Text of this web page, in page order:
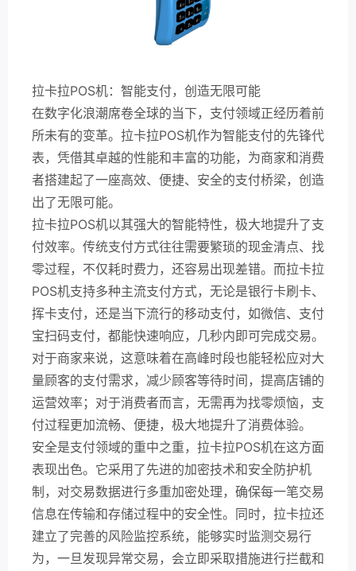
拉卡拉POS机：智能支付，创造无限可能
在数字化浪潮席卷全球的当下，支付领域正经历着前
所未有的变革。拉卡拉POS机作为智能支付的先锋代
表，凭借其卓越的性能和丰富的功能，为商家和消费
者搭建起了一座高效、便捷、安全的支付桥梁，创造
出了无限可能。
拉卡拉POS机以其强大的智能特性，极大地提升了支
付效率。传统支付方式往往需要繁琐的现金清点、找
零过程，不仅耗时费力，还容易出现差错。而拉卡拉
POS机支持多种主流支付方式，无论是银行卡刷卡、
挥卡支付，还是当下流行的移动支付，如微信、支付
宝扫码支付，都能快速响应，几秒内即可完成交易。
对于商家来说，这意味着在高峰时段也能轻松应对大
量顾客的支付需求，减少顾客等待时间，提高店铺的
运营效率；对于消费者而言，无需再为找零烦恼，支
付过程更加流畅、便捷，极大地提升了消费体验。
安全是支付领域的重中之重，拉卡拉POS机在这方面
表现出色。它采用了先进的加密技术和安全防护机
制，对交易数据进行多重加密处理，确保每一笔交易
信息在传输和存储过程中的安全性。同时，拉卡拉还
建立了完善的风险监控系统，能够实时监测交易行
为，一旦发现异常交易，会立即采取措施进行拦截和